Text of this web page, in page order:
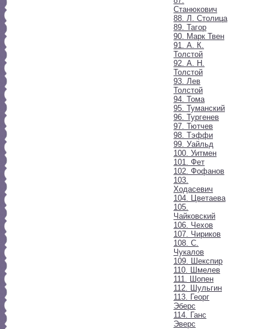
Станюкович
88. Л. Столица
89. Тагор
90. Марк Твен
91. А. К.
Толстой
92. А. Н.
Толстой
93. Лев
Толстой
94. Тома
95. Туманский
96. Тургенев
97. Тютчев
98. Тэффи
99. Уайльд
100. Уитмен
101. Фет
102. Фофанов
103.
Ходасевич
104. Цветаева
105.
Чайковский
106. Чехов
107. Чириков
108. С.
Чукалов
109. Шекспир
110. Шмелев
111. Шопен
112. Шульгин
113. Георг
Эберс
114. Ганс
Эверс